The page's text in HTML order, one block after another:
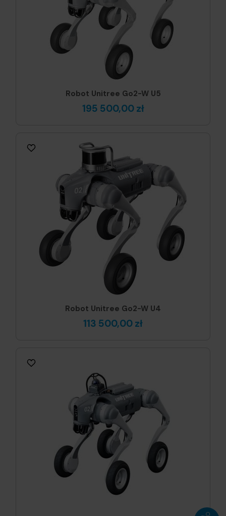
Robot Unitree Go2-W U5
195 500,00 zł
Robot Unitree Go2-W U4
113 500,00 zł